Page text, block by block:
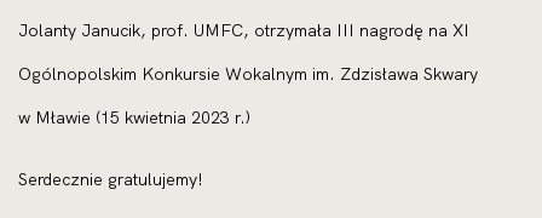
Jolanty Janucik, prof. UMFC, otrzymała III nagrodę na XI
Ogólnopolskim Konkursie Wokalnym im. Zdzisława Skwary
w Mławie (15 kwietnia 2023 r.)
Serdecznie gratulujemy!